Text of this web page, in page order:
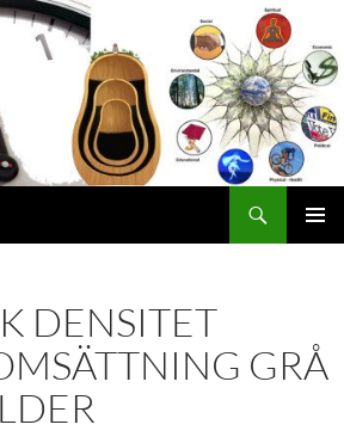
DENSITET
GRÅ